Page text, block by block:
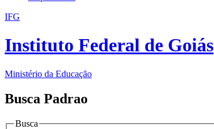
IFG
Instituto Federal de Goiás
Ministério da Educação
Busca Padrao
Busca